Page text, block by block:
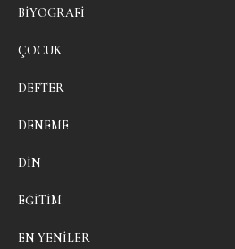
BIYOGRAFI
ÇOCUK
DEFTER
DENEME
DIN
EĞITIM
EN YENILER